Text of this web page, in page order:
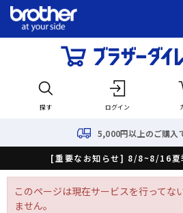
探す ログイン
5,000円以上のご購入
[重要なお知らせ] 8/8~8/16夏
このページは現在サービスを行ってな
ません。